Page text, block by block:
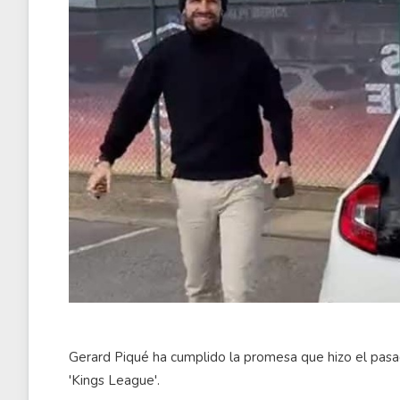
Gerard Piqué ha cumplido la promesa que hizo el
'Kings League'.